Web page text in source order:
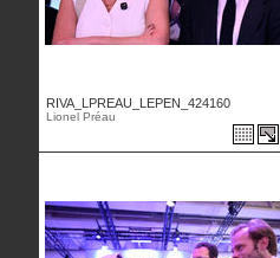
RIVA_LPREAU_LEPEN_424160
Lionel Préau